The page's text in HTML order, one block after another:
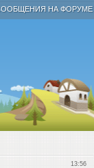
НА ФОРУМЕ
13:56